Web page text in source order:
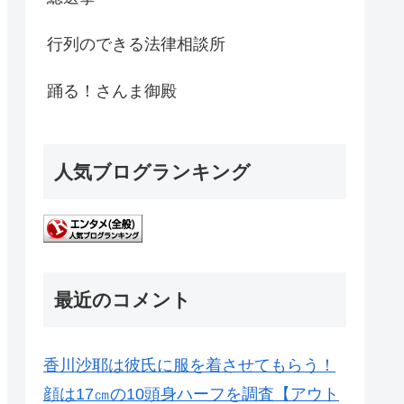
行列のできる法律相談所
踊る！さんま御殿
人気ブログランキング
最近のコメント
香川沙耶は彼氏に服を着させてもらう！
顔は17㎝の10頭身ハーフを調査【アウト